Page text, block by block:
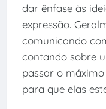
dar ênfase às
expressão.
comunicando
contando sobre
passar o
para que elas